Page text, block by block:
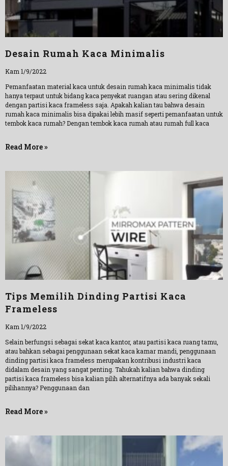
Desain Rumah Kaca Minimalis
Kam 1/9/2022
Pemanfaatan material kaca untuk desain rumah kaca minimalis tidak
hanya terpaut untuk bidang kaca penyekat ruangan atau sering dikenal
dengan partisi kaca frameless saja. Apakah kalian tau bahwa desain
rumah kaca minimalis bisa dipakai lebih masif seperti pemanfaatan untuk
tembok kaca rumah? Dengan tembok kaca rumah atau rumah full kaca
Read More »
Tips Memilih Dinding Partisi Kaca
Frameless
Kam 1/9/2022
Selain berfungsi sebagai sekat kaca kantor, atau partisi kaca ruang tamu,
atau bahkan sebagai penggunaan sekat kaca kamar mandi, penggunaan
dinding partisi kaca frameless merupakan kontribusi industri kaca
didalam desain yang sangat penting. Tahukah kalian bahwa dinding
partisi kaca frameless bisa kalian pilih alternatifnya ada banyak sekali
pilihannya? Penggunaan dan
Read More »